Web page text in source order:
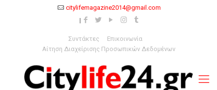
citylifemagazine2014@gmail.com
Συντάκτες
Επικοινωνία
Αίτηση Διαχείρισης Προσωπικών Δεδομένων